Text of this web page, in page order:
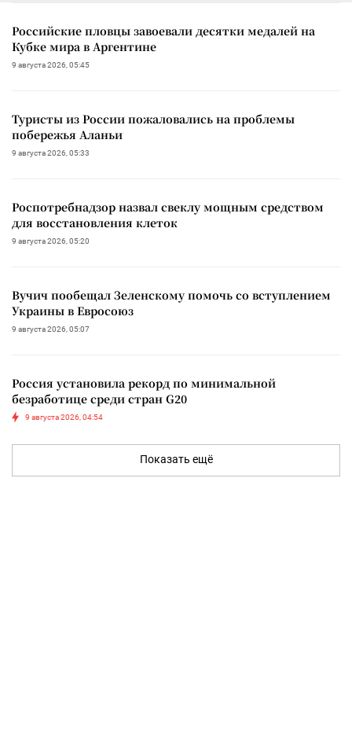
Российские пловцы завоевали десятки медалей на
Кубке мира в Аргентине
9 августа 2026, 05:45
Туристы из России пожаловались на проблемы
побережья Аланьи
9 августа 2026, 05:33
Роспотребнадзор назвал свеклу мощным средством
для восстановления клеток
9 августа 2026, 05:20
Вучич пообещал Зеленскому помочь со вступлением
Украины в Евросоюз
9 августа 2026, 05:07
Россия установила рекорд по минимальной
безработице среди стран G20
9 августа 2026, 04:54
Показать ещё